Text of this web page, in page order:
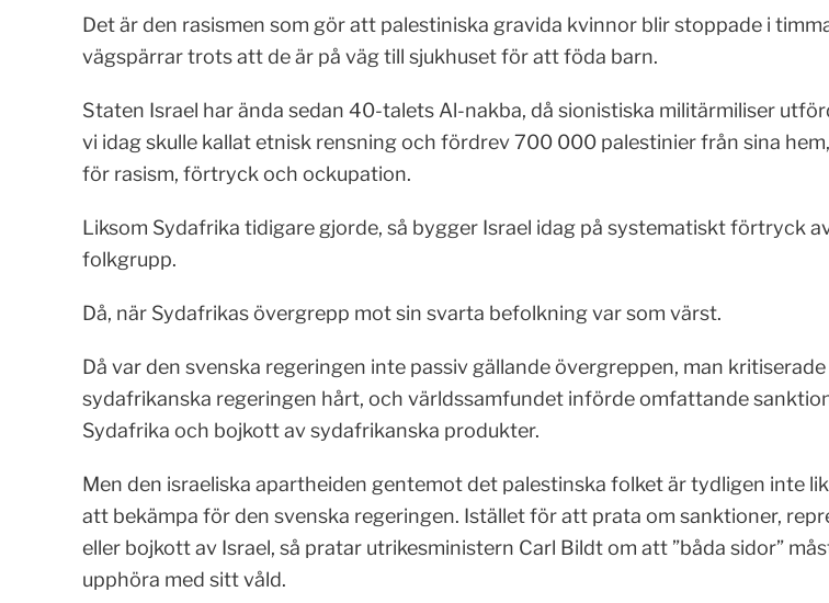
Det är den rasismen som gör att palestiniska gravida kvinnor blir stoppade i
vägspärrar trots att de är på väg till sjukhuset för att föda barn.
Staten Israel har ända sedan 40-talets Al-nakba, då sionistiska militärmiliser
vi idag skulle kallat etnisk rensning och fördrev 700 000 palestinier från sina
för rasism, förtryck och ockupation.
Liksom Sydafrika tidigare gjorde, så bygger Israel idag på systematiskt förtryck
folkgrupp.
Då, när Sydafrikas övergrepp mot sin svarta befolkning var som värst.
Då var den svenska regeringen inte passiv gällande övergreppen, man kritiserade
sydafrikanska regeringen hårt, och världssamfundet införde omfattande
Sydafrika och bojkott av sydafrikanska produkter.
Men den israeliska apartheiden gentemot det palestinska folket är tydligen inte
att bekämpa för den svenska regeringen. Istället för att prata om sanktioner,
eller bojkott av Israel, så pratar utrikesministern Carl Bildt om att ”båda sidor”
upphöra med sitt våld.